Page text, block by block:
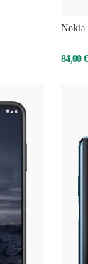
Nokia
84,00 €